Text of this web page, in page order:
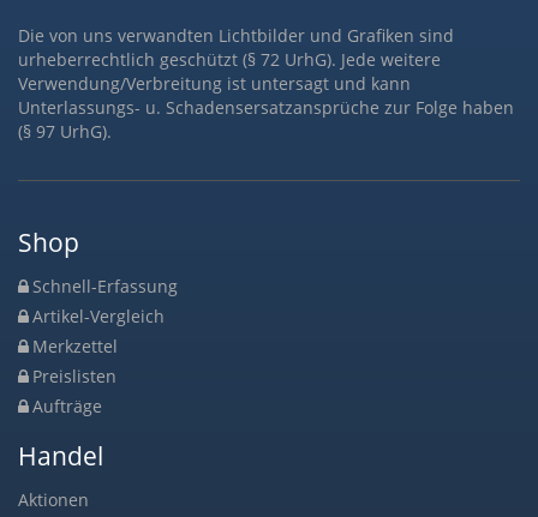
Die von uns verwandten Lichtbilder und Grafiken sind
urheberrechtlich geschützt (§ 72 UrhG). Jede weitere
Verwendung/Verbreitung ist untersagt und kann
Unterlassungs- u. Schadensersatzansprüche zur Folge haben
(§ 97 UrhG).
Shop
Schnell-Erfassung
Artikel-Vergleich
Merkzettel
Preislisten
Aufträge
Handel
Aktionen